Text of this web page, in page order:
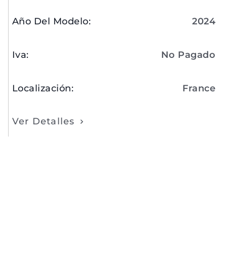
Año Del Modelo: 2024
Iva: No Pagado
Localización: France
Ver Detalles